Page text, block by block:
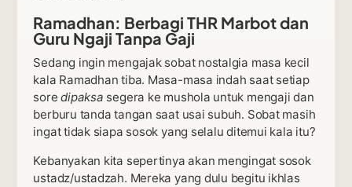
Ramadhan: Berbagi THR Marbot dan
Guru Ngaji Tanpa Gaji
Sedang ingin mengajak sobat nostalgia masa kecil
kala Ramadhan tiba. Masa-masa indah saat setiap
soredipaksa segera ke mushola untuk mengaji dan
berburu tanda tangan saat usai subuh. Sobat masih
ingat tidak siapa sosok yang selalu ditemui kala itu?
Kebanyakan kita sepertinya akan mengingat sosok
ustadz/ustadzah. Mereka yang dulu begitu ikhlas